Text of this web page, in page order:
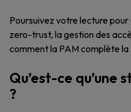
Poursuivez votre lecture
zero-trust, la gestion des
comment la PAM complète
Qu’est-ce
?